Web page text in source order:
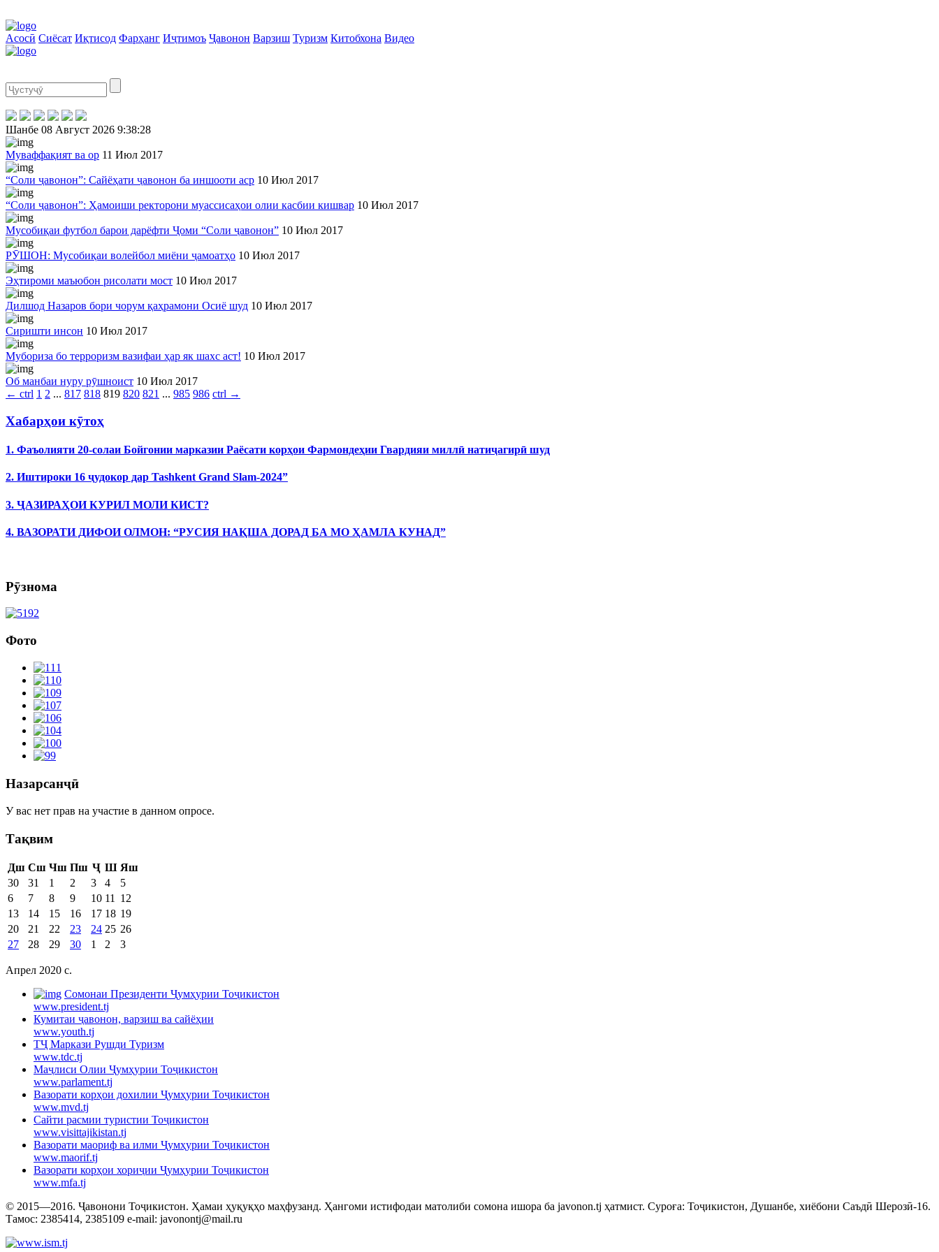
Асосӣ Сиёсат Иқтисод Фарҳанг Иҷтимоъ Ҷавонон Варзиш Туризм Китобхона Видео
Шанбе 08 Август 2026 9:38:29
Муваффақият ва ор 11 Июл 2017
“Соли ҷавонон”: Сайёҳати ҷавонон ба иншооти аср 10 Июл 2017
“Соли ҷавонон”: Ҳамоиши ректорони муассисаҳои олии касбии кишвар 10 Июл 2017
Мусобиқаи футбол барои дарёфти Ҷоми “Соли ҷавонон” 10 Июл 2017
РӮШОН: Мусобиқаи волейбол миёни ҷамоатҳо 10 Июл 2017
Эҳтироми маъюбон рисолати мост 10 Июл 2017
Дилшод Назаров бори чорум қаҳрамони Осиё шуд 10 Июл 2017
Сиришти инсон 10 Июл 2017
Мубориза бо терроризм вазифаи ҳар як шахс аст! 10 Июл 2017
Об манбаи нуру рӯшноист 10 Июл 2017
← ctrl 1 2 ... 817 818 819 820 821 ... 985 986 ctrl →
Хабарҳои кӯтоҳ
1. Фаъолияти 20-солаи Бойгонии марказии Раёсати корҳои Фармондеҳии Гвардияи миллӣ натиҷагирӣ шуд
2. Иштироки 16 ҷудокор дар Tashkent Grand Slam-2024”
3. ҶАЗИРАҲОИ КУРИЛ МОЛИ КИСТ?
4. ВАЗОРАТИ ДИФОИ ОЛМОН: “РУСИЯ НАҚША ДОРАД БА МО ҲАМЛА КУНАД”
Рӯзнома
Фото
Назарсанҷӣ
У вас нет прав на участие в данном опросе.
Тақвим
Дш Сш Чш Пш Ҷ Ш Яш
30
31 1 2 3 4
5
6
7 8 9 10 11
12
13
14 15 16 17 18 19
20
21 22 23 24 25 26
27
28 29 30 1 2 3
Апрел 2020 c.
Cомонаи Президенти Ҷумҳурии Тоҷикистон
www.president.tj
Кумитаи ҷавонон, варзиш ва сайёҳии
www.youth.tj
ТҶ Маркази Рушди Туризм
www.tdc.tj
Маҷлиси Олии Ҷумҳурии Тоҷикистон
www.parlament.tj
Вазорати корҳои дохилии Ҷумҳурии Тоҷикистон
www.mvd.tj
Сайти расмии туристии Тоҷикистон
www.visittajikistan.tj
Вазорати маориф ва илми Ҷумҳурии Тоҷикистон
www.maorif.tj
Вазорати корҳои хориҷии Ҷумҳурии Тоҷикистон
www.mfa.tj
© 2015—2016. Ҷавонони Тоҷикистон. Ҳамаи ҳуқуқҳо маҳфузанд. Ҳангоми истифодаи матолиби сомона ишора ба javonon.tj ҳатмист. Суроға: Тоҷикистон, Душанбе, хиёбони Саъдӣ Шерозӣ-16.
Тамос: 2385414, 2385109 e-mail: javonontj@mail.ru